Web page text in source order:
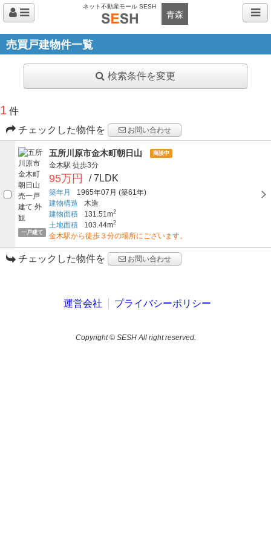
ネット不動産モール SESH
青森
売買戸建物件一覧
検索条件を変更
1 件
チェックした物件を
お問い合わせ
一戸建て
五所川原市金木町朝日山 商談中
金木駅 徒歩3分
95万円 / 7LDK
築年月 1965年07月 (築61年)
建物構造
木造
建物面積
131.51m2
土地面積 103.44m2
金木駅から徒歩３分の場所にございます。
チェックした物件を お問い合わせ
運営会社 プライバシーポリシー
Copyright © SESH All right reserved.